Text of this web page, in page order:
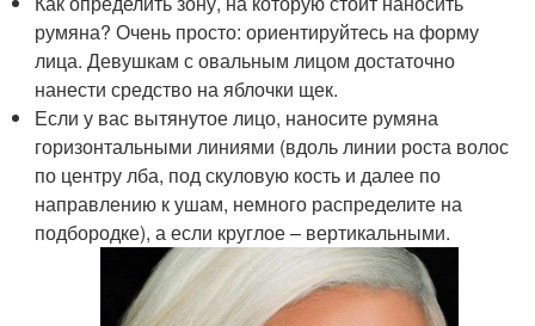
румяна? Очень просто: ориентируйтесь на форму
лица. Девушкам с овальным лицом достаточно
нанести средство на яблочки щек.
Если у вас вытянутое лицо, наносите румяна
горизонтальными линиями (вдоль линии роста волос
по центру лба, под скуловую кость и далее по
направлению к ушам, немного распределите на
подбородке), а если круглое – вертикальными.